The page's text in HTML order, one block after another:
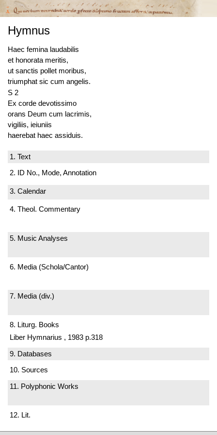
Hymnus
Haec femina laudabilis
et honorata meritis,
ut sanctis pollet moribus,
triumphat sic cum angelis.
S 2
Ex corde devotissimo
orans Deum cum lacrimis,
vigiliis, ieiuniis
haerebat haec assiduis.
1. Text
2. ID No., Mode, Annotation
3. Calendar
4. Theol. Commentary
5. Music Analyses
6. Media (Schola/Cantor)
7. Media (div.)
8. Liturg. Books
Liber Hymnarius , 1983 p.318
9. Databases
10. Sources
11. Polyphonic Works
12. Lit.